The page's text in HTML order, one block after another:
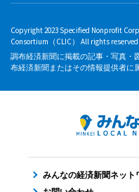
Copyright 2023 Specified Nonprofit
Consortium（CLIC） All rights reserved.
調布経済新聞に掲載の記事・写真・
布経済新聞またはその情報提供者に
みんなの経済新聞ネット